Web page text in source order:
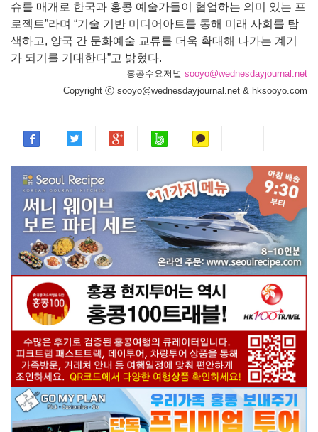
슈를 매개로 한국과 홍콩 예술가들이 협업하는 의미 있는 프
로젝트”라며 “기술 기반 미디어아트를 통해 미래 사회를 탐
색하고, 양국 간 문화예술 교류를 더욱 확대해 나가는 계기
가 되기를 기대한다”고 밝혔다.
홍콩수요저널 sooyo@wednesdayjournal.net
Copyright ⓒ sooyo@wednesdayjournal.net & hksooyo.com